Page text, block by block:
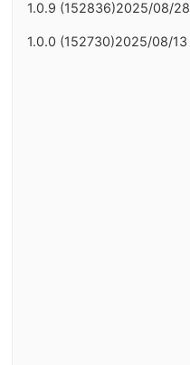
1.0.9 (152836)2025/08/28
1.0.0 (152730)2025/08/13